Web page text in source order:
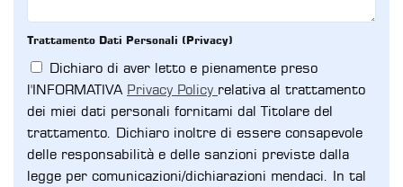
Trattamento Dati Personali (Privacy)
Dichiaro di aver letto e pienamente preso
l'INFORMATIVA Privacy Policy relativa al trattamento
dei miei dati personali fornitami dal Titolare del
trattamento. Dichiaro inoltre di essere consapevole
delle responsabilità e delle sanzioni previste dalla
legge per comunicazioni/dichiarazioni mendaci. In tal